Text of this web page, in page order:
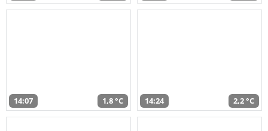
14:07 1,8 °C 14:24 2,2 °C